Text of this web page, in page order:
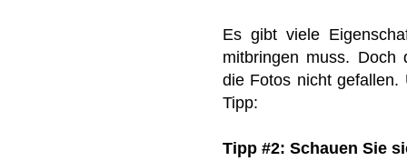
Es gibt viele
mitbringen muss. Doch
die Fotos nicht
Tipp:
Tipp #2: Schauen Sie